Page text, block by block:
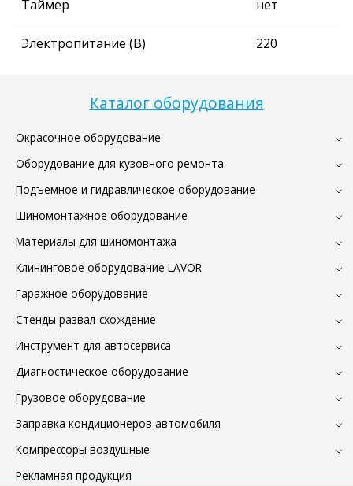
Каталог оборудования
Окрасочное оборудование
Оборудование для кузовного ремонта
Подъемное и гидравлическое оборудование
Шиномонтажное оборудование
Материалы для шиномонтажа
Клининговое оборудование LAVOR
Гаражное оборудование
Стенды развал-схождение
Инструмент для автосервиса
Диагностическое оборудование
Грузовое оборудование
Заправка кондиционеров автомобиля
Компрессоры воздушные
Рекламная продукция
Таймер нет
Электропитание (В) 220